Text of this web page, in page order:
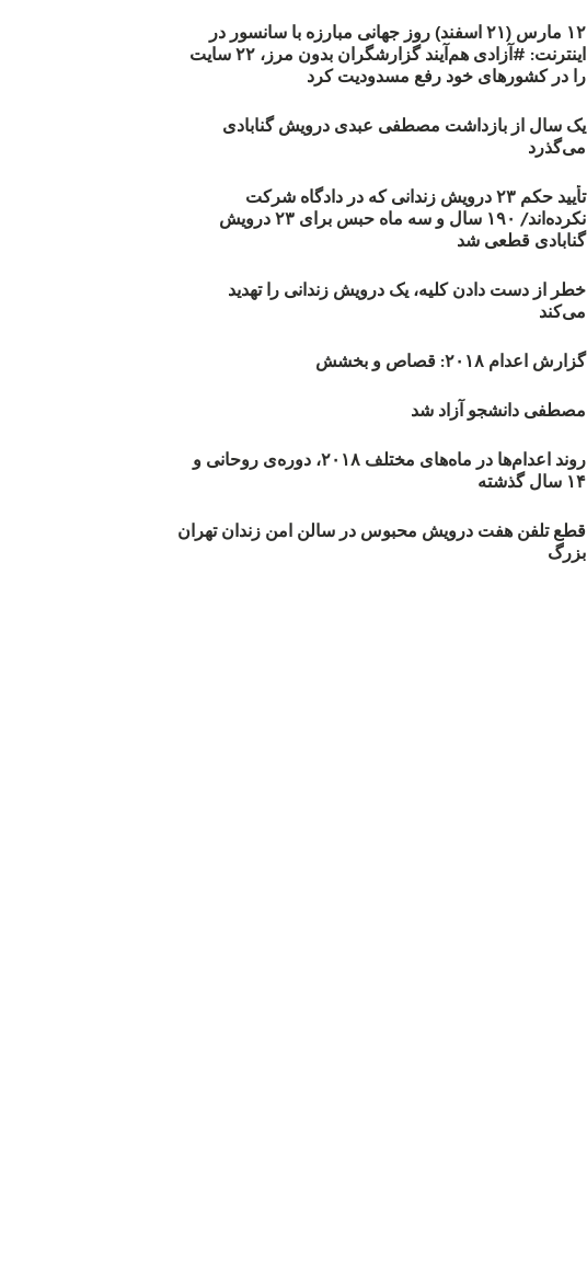
۱۲ مارس (۲۱ اسفند) روز جهانی مبارزه با سانسور در
اینترنت: #آزادی هم‌آیند گزارشگران‌ بدون مرز، ۲۲ سایت
را در کشورهای خود رفع مسدودیت کرد
یک سال از بازداشت مصطفی عبدی درویش گنابادی
می‌گذرد
تأیید حکم ۲۳ درویش زندانی که در دادگاه شرکت
نکرده‌اند/ ۱۹۰ سال و سه ماه حبس برای ۲۳ درویش
گنابادی قطعی شد
خطر از دست دادن کلیه، یک درویش زندانی را تهدید
می‌کند
گزارش اعدام ۲۰۱۸: قصاص و بخشش
مصطفی دانشجو آزاد شد
روند اعدام‌ها در ماه‌های مختلف ۲۰۱۸، دوره‌ی روحانی و
۱۴ سال گذشته
قطع تلفن هفت درویش محبوس در سالن امن زندان تهران
بزرگ